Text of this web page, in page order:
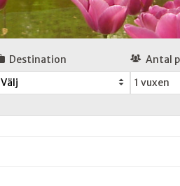
Destination
Välj
Antal